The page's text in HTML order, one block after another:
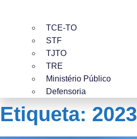
TCE-TO
STF
TJTO
TRE
Ministério Público
Defensoria
Etiqueta: 2023